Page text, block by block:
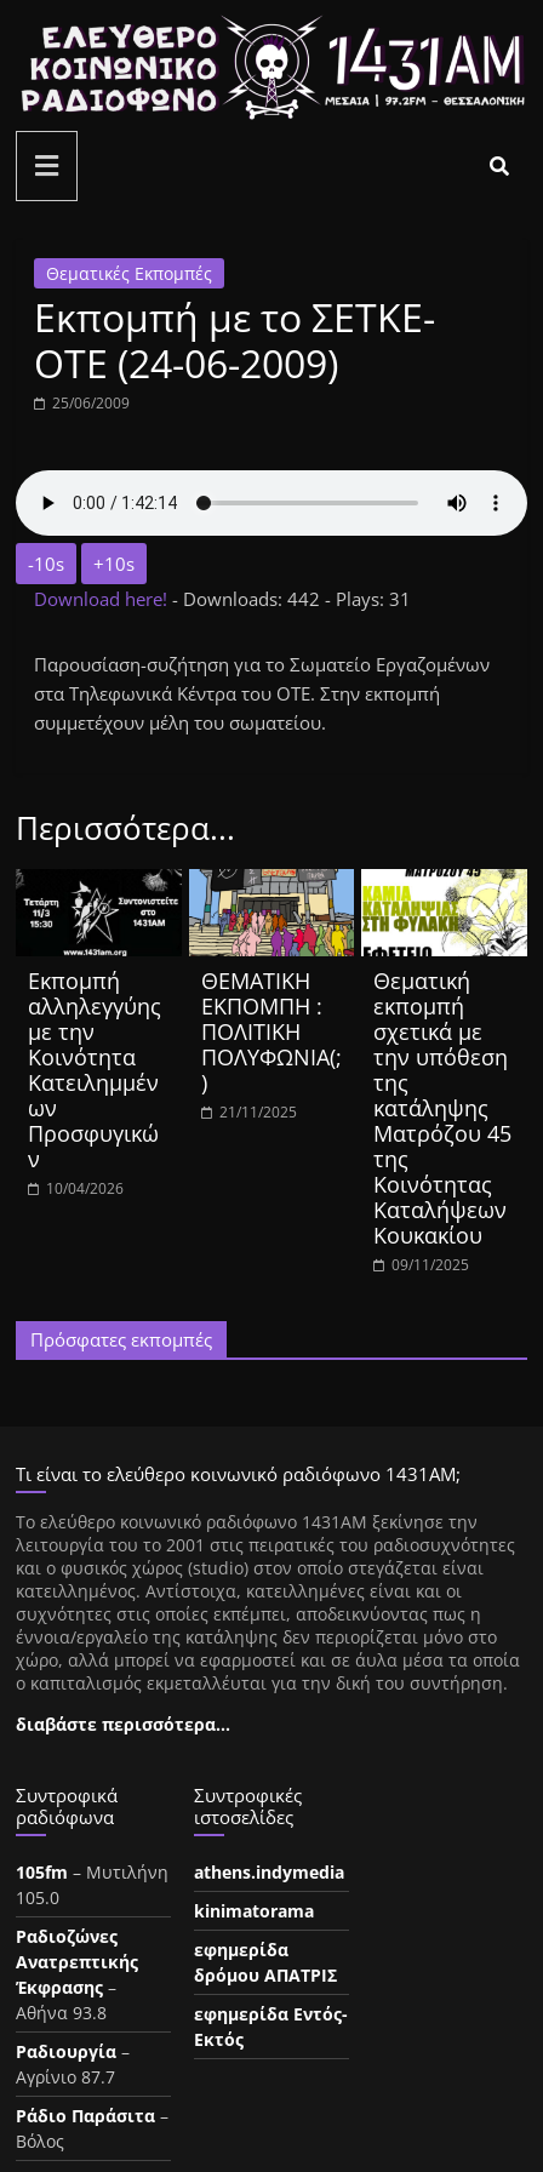
περιεχόμενο
ελεύθερο
κοινωνικό
ραδιόφωνο
1431AM
Θεματικές Εκπομπές
Εκπομπή με το ΣΕΤΚΕ-
ΟΤΕ (24-06-2009)
25/06/2009
-10s
+10s
Download here!- Downloads: 442 - Plays: 31
Παρουσίαση-συζήτηση για το Σωματείο Εργαζομένων
στα Τηλεφωνικά Κέντρα του ΟΤΕ. Στην εκπομπή
συμμετέχουν μέλη του σωματείου.
Περισσότερα...
Eκπομπή
αλληλεγγύης
με την
Κοινότητα
Κατειλημμέν
ων
Προσφυγικώ
ν
10/04/2026
ΘΕΜΑΤΙΚΗ
ΕΚΠΟΜΠΗ :
ΠΟΛΙΤΙΚΗ
ΠΟΛΥΦΩΝΙΑ(;
)
21/11/2025
Θεματική
εκπομπή
σχετικά με
την υπόθεση
της
κατάληψης
Ματρόζου 45
της
Κοινότητας
Καταλήψεων
Κουκακίου
09/11/2025
Πρόσφατες εκπομπές
Τι είναι το ελεύθερο κοινωνικό ραδιόφωνο 1431ΑΜ;
Tο ελεύθερο κοινωνικό ραδιόφωνο 1431AM ξεκίνησε την
λειτουργία του το 2001 στις πειρατικές του ραδιοσυχνότητες
και ο φυσικός χώρος (studio) στον οποίο στεγάζεται είναι
κατειλλημένος. Αντίστοιχα, κατειλλημένες είναι και οι
συχνότητες στις οποίες εκπέμπει, αποδεικνύοντας πως η
έννοια/εργαλείο της κατάληψης δεν περιορίζεται μόνο στο
χώρο, αλλά μπορεί να εφαρμοστεί και σε άυλα μέσα τα οποία
ο καπιταλισμός εκμεταλλέυται για την δική του συντήρηση.
διαβάστε περισσότερα…
Συντροφικά
ραδιόφωνα
105fm – Μυτιλήνη
105.0
Ραδιοζώνες
Ανατρεπτικής
Έκφρασης –
Αθήνα 93.8
Ραδιουργία –
Αγρίνιο 87.7
Ράδιο Παράσιτα –
Βόλος
Συντροφικές
ιστοσελίδες
athens.indymedia
kinimatorama
εφημερίδα
δρόμου ΑΠΑΤΡΙΣ
εφημερίδα Εντός-
Εκτός